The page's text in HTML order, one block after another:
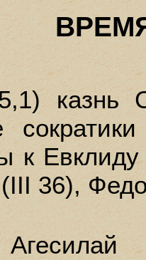
казнь
к
36),